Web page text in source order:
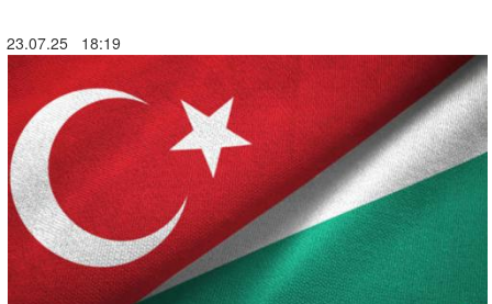
23.07.25 18:19